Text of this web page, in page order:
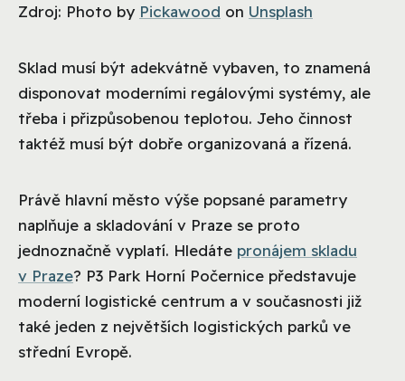
Zdroj: Photo by Pickawood on Unsplash
Sklad musí být adekvátně vybaven, to znamená
disponovat moderními regálovými systémy, ale
třeba i přizpůsobenou teplotou. Jeho činnost
taktéž musí být dobře organizovaná a řízená.
Právě hlavní město výše popsané parametry
naplňuje a skladování v Praze se proto
jednoznačně vyplatí. Hledáte pronájem skladu
v Praze? P3 Park Horní Počernice představuje
moderní logistické centrum a v současnosti již
také jeden z největších logistických parků ve
střední Evropě.